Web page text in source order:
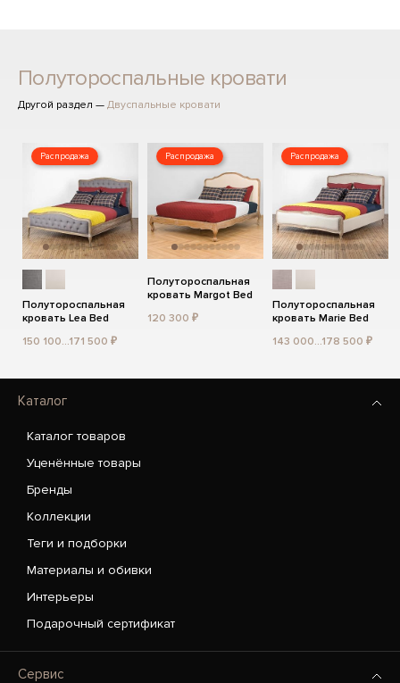
Полутороспальные кровати
Другой раздел — Двуспальные кровати
Распродажа
Полутороспальная
кровать Lea Bed
150 100...171 500 ₽
Распродажа
Полутороспальная
кровать Margot Bed
120 300 ₽
Распродажа
Полутороспальная
кровать Marie Bed
143 000...178 500 ₽
Каталог
Каталог товаров
Уценённые товары
Бренды
Коллекции
Теги и подборки
Материалы и обивки
Интерьеры
Подарочный сертификат
Сервис